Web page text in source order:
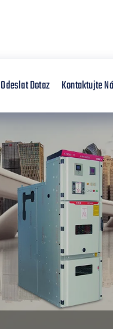
Odeslat Dotaz Kontaktujte